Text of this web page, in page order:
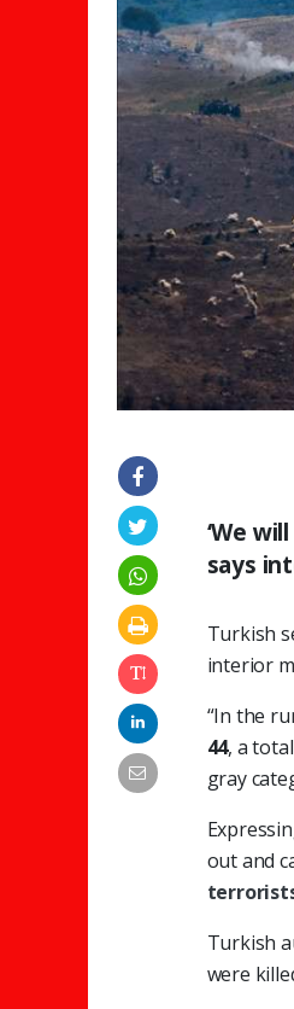
‘We
says
Turkish
interior
“In the
44, a
gray
out and
Turkish
were